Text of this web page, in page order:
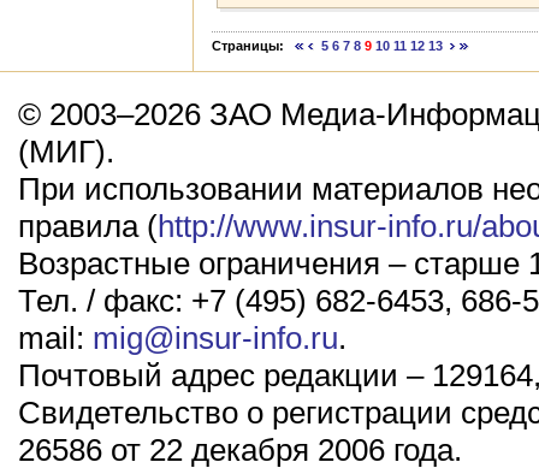
Страницы: 5 6 7 8 9 10 11 12 13
© 2003–2026 ЗАО Медиа-
(МИГ).
При использовании материалов
правила (http://www.insur-info.ru/
Возрастные ограничения – старше
Тел. / факс: +7 (495) 682-6453, 686-
mail: mig@insur-info.ru.
Почтовый адрес редакции –
Свидетельство о регистрации
26586 от 22 декабря 2006 года.